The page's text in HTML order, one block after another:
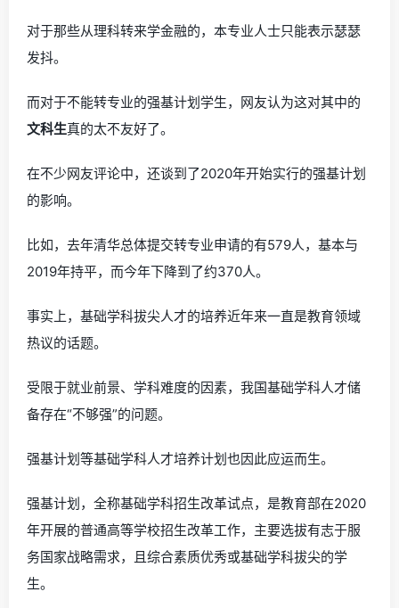
对于那些从理科转来学金融的，本专业人士只能表示瑟瑟
发抖。
而对于不能转专业的强基计划学生，网友认为这对其中的
文科生真的太不友好了。
在不少网友评论中，还谈到了2020年开始实行的强基计划
的影响。
比如，去年清华总体提交转专业申请的有579人，基本与
2019年持平，而今年下降到了约370人。
事实上，基础学科拔尖人才的培养近年来一直是教育领域
热议的话题。
受限于就业前景、学科难度的因素，我国基础学科人才储
备存在“不够强”的问题。
强基计划等基础学科人才培养计划也因此应运而生。
强基计划，全称基础学科招生改革试点，是教育部在2020
年开展的普通高等学校招生改革工作，主要选拔有志于服
务国家战略需求，且综合素质优秀或基础学科拔尖的学
生。